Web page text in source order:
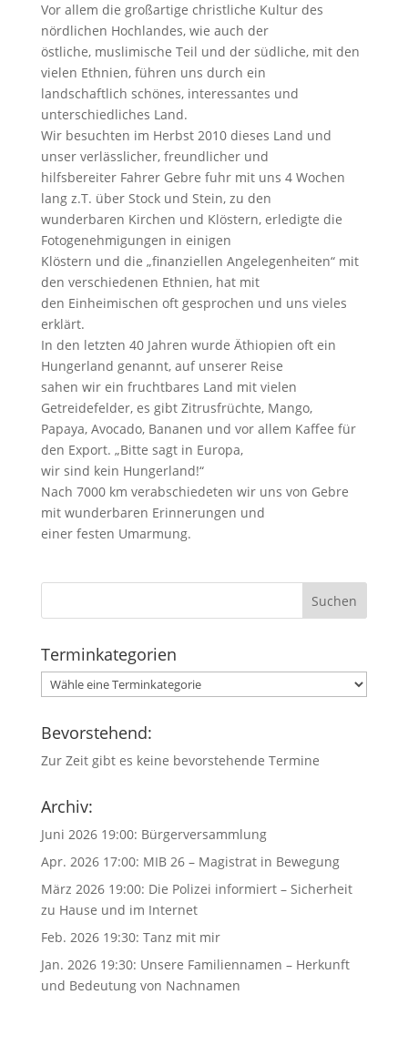
Vor allem die großartige christliche Kultur des
nördlichen Hochlandes, wie auch der
östliche, muslimische Teil und der südliche, mit den
vielen Ethnien, führen uns durch ein
landschaftlich schönes, interessantes und
unterschiedliches Land.
Wir besuchten im Herbst 2010 dieses Land und
unser verlässlicher, freundlicher und
hilfsbereiter Fahrer Gebre fuhr mit uns 4 Wochen
lang z.T. über Stock und Stein, zu den
wunderbaren Kirchen und Klöstern, erledigte die
Fotogenehmigungen in einigen
Klöstern und die „finanziellen Angelegenheiten“ mit
den verschiedenen Ethnien, hat mit
den Einheimischen oft gesprochen und uns vieles
erklärt.
In den letzten 40 Jahren wurde Äthiopien oft ein
Hungerland genannt, auf unserer Reise
sahen wir ein fruchtbares Land mit vielen
Getreidefelder, es gibt Zitrusfrüchte, Mango,
Papaya, Avocado, Bananen und vor allem Kaffee für
den Export. „Bitte sagt in Europa,
wir sind kein Hungerland!“
Nach 7000 km verabschiedeten wir uns von Gebre
mit wunderbaren Erinnerungen und
einer festen Umarmung.
Terminkategorien
Bevorstehend:
Zur Zeit gibt es keine bevorstehende Termine
Archiv:
Juni 2026 19:00: Bürgerversammlung
Apr. 2026 17:00: MIB 26 – Magistrat in Bewegung
März 2026 19:00: Die Polizei informiert – Sicherheit
zu Hause und im Internet
Feb. 2026 19:30: Tanz mit mir
Jan. 2026 19:30: Unsere Familiennamen – Herkunft
und Bedeutung von Nachnamen